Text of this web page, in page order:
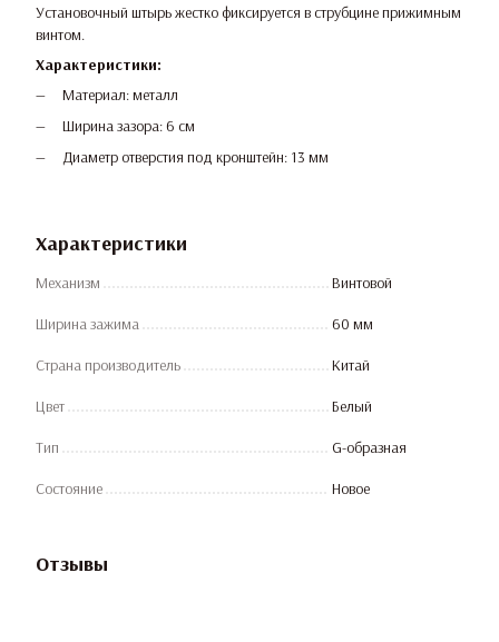
Установочный штырь жестко фиксируется в струбцине прижимным
винтом.
Характеристики:
Материал: металл
Ширина зазора: 6 см
Диаметр отверстия под кронштейн: 13 мм
Характеристики
Механизм Винтовой
Ширина зажима 60 мм
Страна производитель Китай
Цвет Белый
Тип G-образная
Состояние Новое
Отзывы